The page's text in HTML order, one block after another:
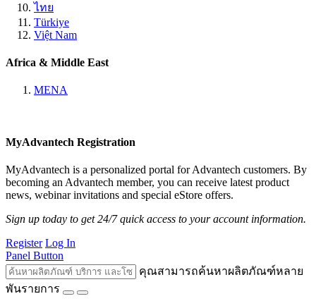
ไทย
Türkiye
Việt Nam
Africa & Middle East
MENA
MyAdvantech Registration
MyAdvantech is a personalized portal for Advantech customers. By
becoming an Advantech member, you can receive latest product
news, webinar invitations and special eStore offers.
Sign up today to get 24/7 quick access to your account information.
Register Log In
Panel Button
คุณสามารถค้นหาผลิตภัณฑ์หลาย
พันรายการ